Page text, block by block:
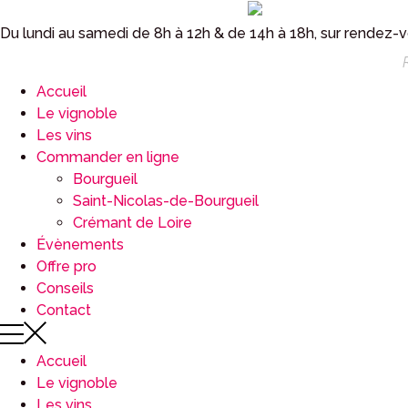
Du lundi au samedi de 8h à 12h & de 14h à 18h, sur rendez-
Accueil
Le vignoble
Les vins
Commander en ligne
Bourgueil
Saint-Nicolas-de-Bourgueil
Crémant de Loire
Évènements
Offre pro
Conseils
Contact
Accueil
Le vignoble